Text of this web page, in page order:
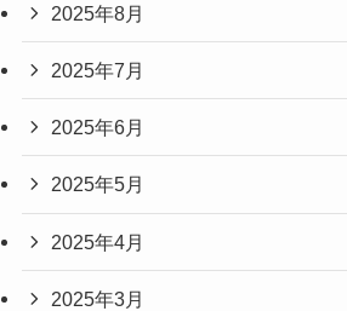
2025年8月
2025年7月
2025年6月
2025年5月
2025年4月
2025年3月